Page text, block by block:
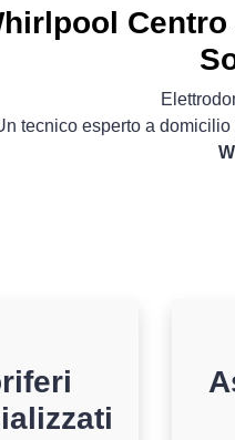
tecnico esperto a domicilio